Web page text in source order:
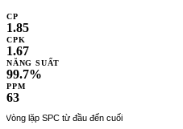
CP
1.85
CPK
1.67
NĂNG SUẤT
99.7%
PPM
63
Vòng lặp SPC từ đầu đến cuối